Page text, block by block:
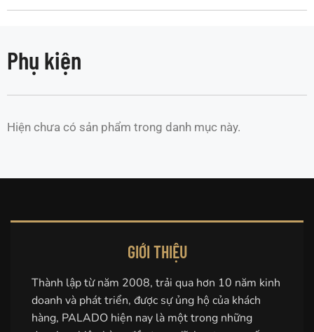
Phụ kiện
Hiện chưa có sản phẩm trong danh mục này.
GIỚI THIỆU
Thành lập từ năm 2008, trải qua hơn 10 năm kinh
doanh và phát triển, được sự ủng hộ của khách
hàng, PALADO hiện nay là một trong những